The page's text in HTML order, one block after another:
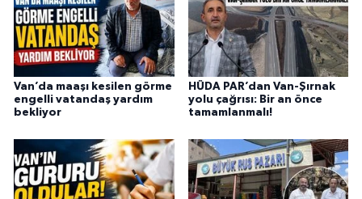
Van’da maaşı kesilen görme
engelli vatandaş yardım
bekliyor
HÜDA PAR’dan Van-Şırnak
yolu çağrısı: Bir an önce
tamamlanmalı!